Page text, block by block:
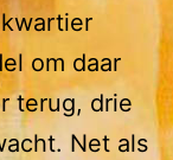
om daar
terug, drie
Net als